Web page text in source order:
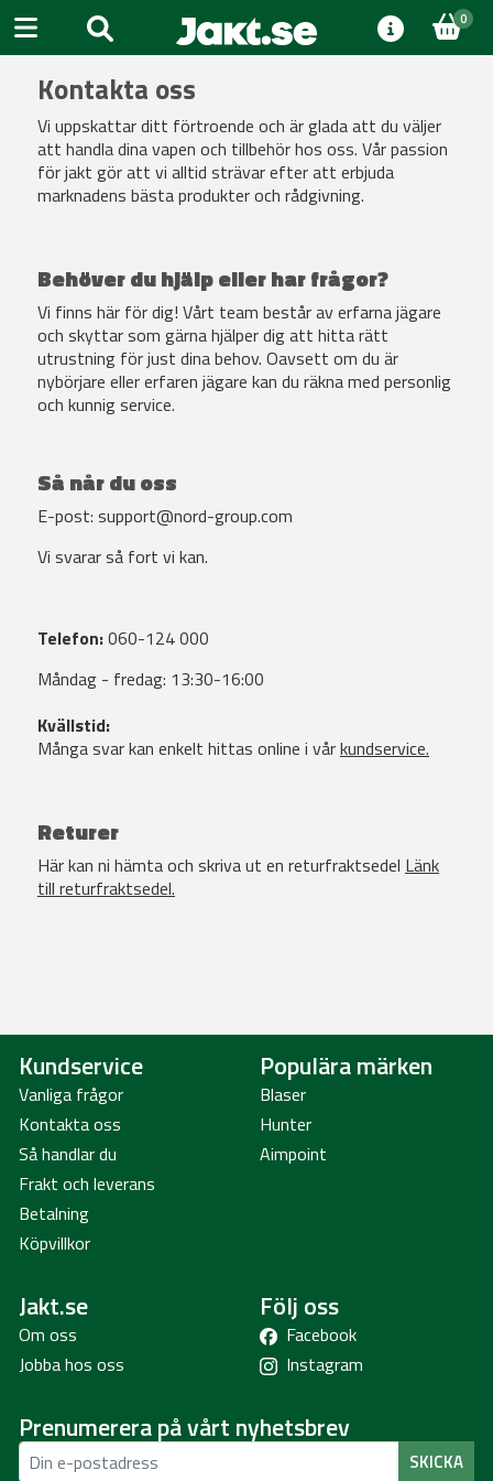
0
Kontakta oss
Vi uppskattar ditt förtroende och är glada att du väljer
att handla dina vapen och tillbehör hos oss. Vår passion
för jakt gör att vi alltid strävar efter att erbjuda
marknadens bästa produkter och rådgivning.
Behöver du hjälp eller har frågor?
Vi finns här för dig! Vårt team består av erfarna jägare
och skyttar som gärna hjälper dig att hitta rätt
utrustning för just dina behov. Oavsett om du är
nybörjare eller erfaren jägare kan du räkna med personlig
och kunnig service.
Så når du oss
E-post: support@nord-group.com
Vi svarar så fort vi kan.
Telefon:060-124 000
Måndag - fredag: 13:30-16:00
Kvällstid:
Många svar kan enkelt hittas online i vårkundservice.
Returer
Här kan ni hämta och skriva ut en returfraktsedel Länk
till returfraktsedel.
Kundservice
Vanliga frågor
Kontakta oss
Så handlar du
Frakt och leverans
Betalning
Köpvillkor
Populära märken
Blaser
Hunter
Aimpoint
Jakt.se
Om oss
Jobba hos oss
Följ oss
Facebook
Instagram
Prenumerera på vårt nyhetsbrev
SKICKA